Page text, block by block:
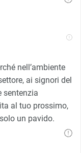
nell’ambiente
ai signori del
sentenzia
al tuo prossimo,
un pavido.